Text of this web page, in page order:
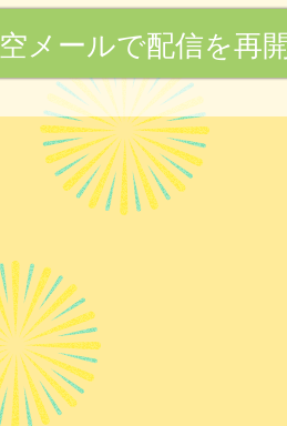
空メールで配信を再